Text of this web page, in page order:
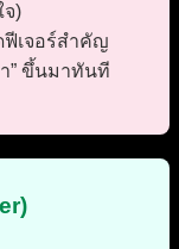
จ)
เจอร์สำคัญ
” ขึ้นมาทันที